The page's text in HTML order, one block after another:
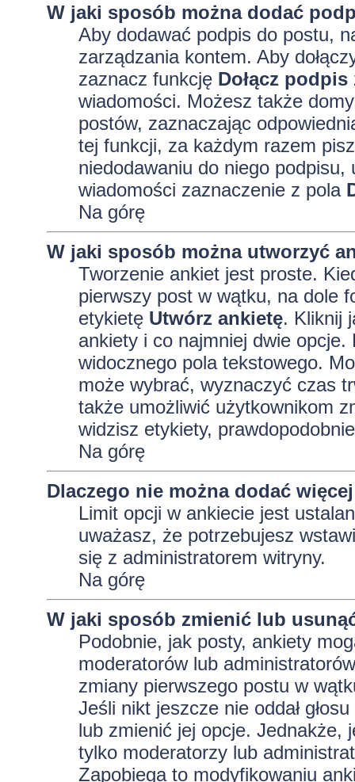
W jaki sposób można dodać
Aby dodawać podpis do postu,
zarządzania kontem. Aby
zaznacz funkcję Dołącz podpis
wiadomości. Możesz także
postów, zaznaczając
tej funkcji, za każdym razem
niedodawaniu do niego
wiadomości zaznaczenie z pola
Na górę
W jaki sposób można utworzyć
Tworzenie ankiet jest proste.
pierwszy post w wątku, na dole
etykietę Utwórz ankietę. Kliknij
ankiety i co najmniej dwie
widocznego pola tekstowego.
może wybrać, wyznaczyć czas
także umożliwić użytkownikom
widzisz etykiety,
Na górę
Dlaczego nie można dodać
Limit opcji w ankiecie jest
uważasz, że potrzebujesz
się z administratorem witryny.
Na górę
W jaki sposób zmienić lub
Podobnie, jak posty, ankiety
moderatorów lub
zmiany pierwszego postu w
Jeśli nikt jeszcze nie oddał
lub zmienić jej opcje. Jednakże,
tylko moderatorzy lub
Zapobiega to modyfikowaniu